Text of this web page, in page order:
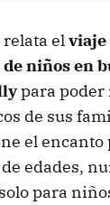
elviaje
niños en
para poder
de sus
el encanto
edades,
para